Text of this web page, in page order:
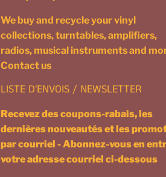
We buy and recycle your vinyl
collections, turntables, amplifiers,
radios, musical instruments and
Contact us
LISTE D'ENVOIS / NEWSLETTER
Recevez des coupons-rabais, les
dernières nouveautés et les
par courriel - Abonnez-vous en
votre adresse courriel ci-dessous